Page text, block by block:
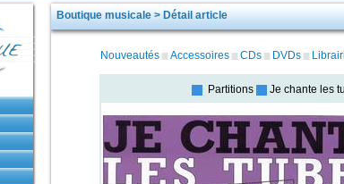
Boutique musicale > Détail article
Nouveautés Accessoires CDs DVDs
Partitions Je chante les